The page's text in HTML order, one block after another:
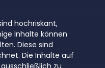
hochriskant,
Inhalte können
Diese sind
Die Inhalte auf
zu